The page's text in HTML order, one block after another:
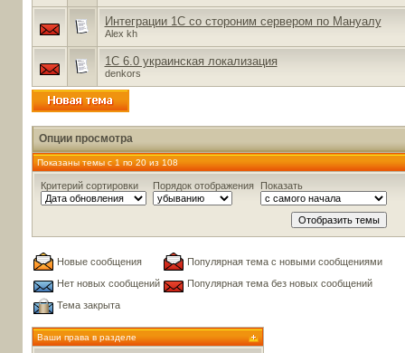
Интеграции 1С со стороним сервером по Мануалу
Alex kh
1C 6.0 украинская локализация
denkors
Опции просмотра
Показаны темы с 1 по 20 из 108
Критерий сортировки Порядок отображения Показать
Новые сообщения
Популярная тема с новыми сообщениями
Нет новых сообщений
Популярная тема без новых сообщений
Тема закрыта
Ваши права в разделе